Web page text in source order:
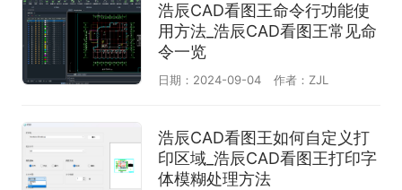
浩辰CAD看图王命令行功能使
用方法_浩辰CAD看图王常见命
令一览
日期：2024-09-04 作者：ZJL
浩辰CAD看图王如何自定义打
印区域_浩辰CAD看图王打印字
体模糊处理方法